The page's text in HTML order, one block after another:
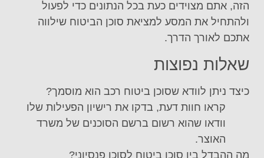
הזה, אתם מצוידים כעת בכל הנתונים כדי לפעול
ולהתחיל את המסע למציאת סוכן הביטוח שילווה
אתכם לאורך הדרך.
שאלות נפוצות
כיצד ניתן לוודא שסוכן ביטוח רכב הוא מוסמך?
קראו חוות דעת, בדקו את רישיון הפעילות שלו
וודאו שהוא רשום ברשם הסוכנים של משרד
האוצר.
מה ההבדל בין סוכן ביטוח לסוכן פנסיוני?